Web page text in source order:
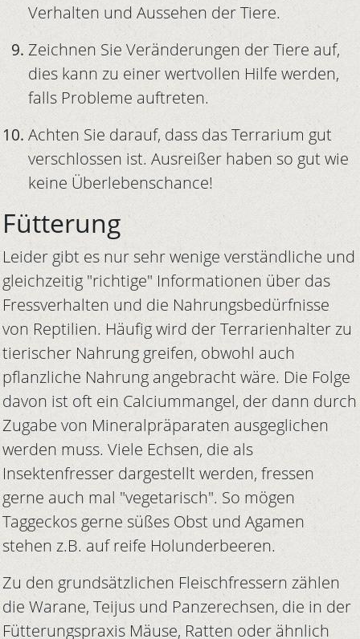
Verhalten und Aussehen der Tiere.
Zeichnen Sie Veränderungen der Tiere auf,
dies kann zu einer wertvollen Hilfe werden,
falls Probleme auftreten.
Achten Sie darauf, dass das Terrarium gut
verschlossen ist. Ausreißer haben so gut wie
keine Überlebenschance!
Fütterung
Leider gibt es nur sehr wenige verständliche und
gleichzeitig "richtige" Informationen über das
Fressverhalten und die Nahrungsbedürfnisse
von Reptilien. Häufig wird der Terrarienhalter zu
tierischer Nahrung greifen, obwohl auch
pflanzliche Nahrung angebracht wäre. Die Folge
davon ist oft ein Calciummangel, der dann durch
Zugabe von Mineralpräparaten ausgeglichen
werden muss. Viele Echsen, die als
Insektenfresser dargestellt werden, fressen
gerne auch mal "vegetarisch". So mögen
Taggeckos gerne süßes Obst und Agamen
stehen z.B. auf reife Holunderbeeren.
Zu den grundsätzlichen Fleischfressern zählen
die Warane, Teijus und Panzerechsen, die in der
Fütterungspraxis Mäuse, Ratten oder ähnlich